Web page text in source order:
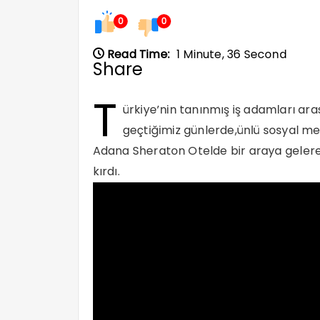
0 0
Read Time: 1 Minute, 36 Second
Share
T ürkiye’nin tanınmış iş adamları
geçtiğimiz günlerde,ünlü sosyal
Adana Sheraton Otelde bir araya
kırdı.